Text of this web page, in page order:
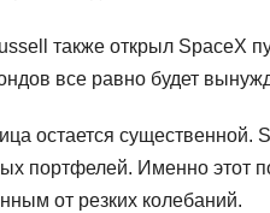
также открыл SpaceX
все равно будет
остается существенной.
портфелей. Именно этот
от резких колебаний.